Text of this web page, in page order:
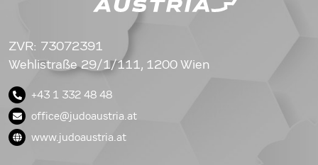
ZVR: 73072391
Wehlistraße 29/1/111, 1200 Wien
+43 1 332 48 48
office@judoaustria.at
www.judoaustria.at